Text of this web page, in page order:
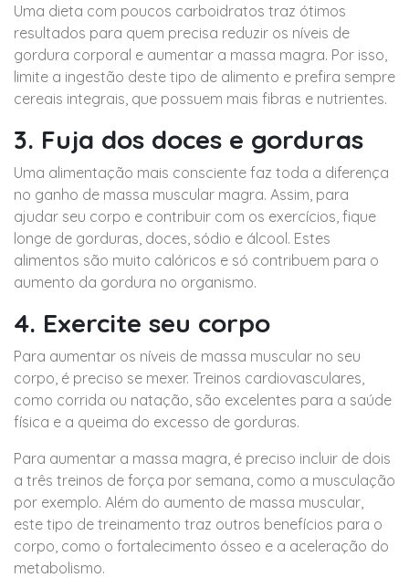
Uma dieta com poucos carboidratos traz ótimos
resultados para quem precisa reduzir os níveis de
gordura corporal e aumentar a massa magra. Por isso,
limite a ingestão deste tipo de alimento e prefira sempre
cereais integrais, que possuem mais fibras e nutrientes.
3. Fuja dos doces e gorduras
Uma alimentação mais consciente faz toda a diferença
no ganho de massa muscular magra. Assim, para
ajudar seu corpo e contribuir com os exercícios, fique
longe de gorduras, doces, sódio e álcool. Estes
alimentos são muito calóricos e só contribuem para o
aumento da gordura no organismo.
4. Exercite seu corpo
Para aumentar os níveis de massa muscular no seu
corpo, é preciso se mexer. Treinos cardiovasculares,
como corrida ou natação, são excelentes para a saúde
física e a queima do excesso de gorduras.
Para aumentar a massa magra, é preciso incluir de dois
a três treinos de força por semana, como a musculação
por exemplo. Além do aumento de massa muscular,
este tipo de treinamento traz outros benefícios para o
corpo, como o fortalecimento ósseo e a aceleração do
metabolismo.